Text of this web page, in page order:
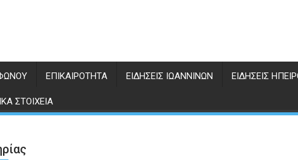
ΕΠΙΚΑΙΡΌΤΗΤΑ ΕΙΔΉΣΕΙΣ ΙΩΑΝΝΊΝΩΝ ΕΙΔΉΣΕΙΣ
ΣΤΟΙΧΕΊΑ